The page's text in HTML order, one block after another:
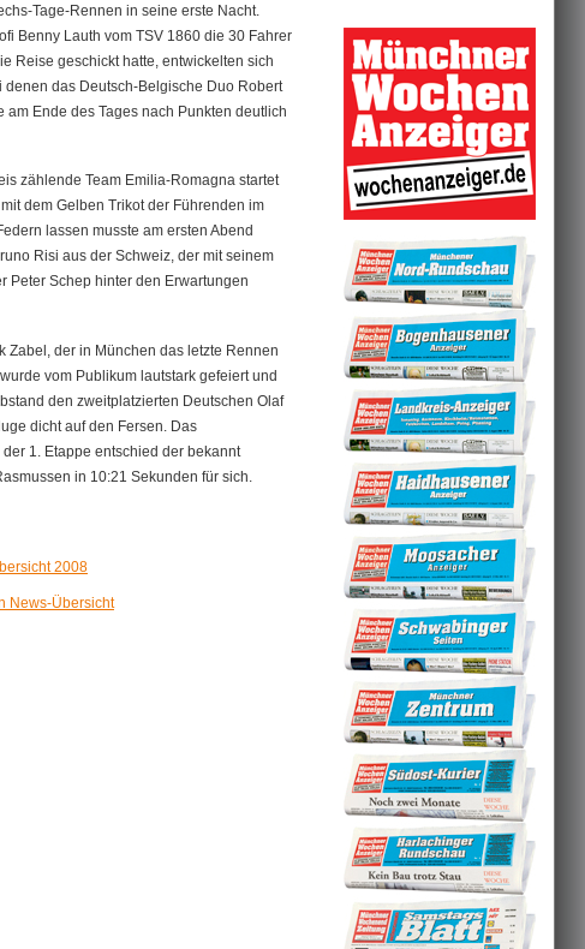
Tage-Rennen in seine erste Nacht.
Benny Lauth vom TSV 1860 die 30 Fahrer
Reise geschickt hatte, entwickelten sich
das Deutsch-Belgische Duo Robert
am Ende des Tages nach Punkten deutlich
zählende Team Emilia-Romagna startet
dem Gelben Trikot der Führenden im
lassen musste am ersten Abend
Risi aus der Schweiz, der mit seinem
Peter Schep hinter den Erwartungen
Zabel, der in München das letzte Rennen
vom Publikum lautstark gefeiert und
den zweitplatzierten Deutschen Olaf
dicht auf den Fersen. Das
1. Etappe entschied der bekannt
in 10:21 Sekunden für sich.
2008
News-Übersicht